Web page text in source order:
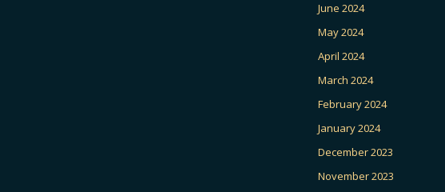
June 2024
May 2024
April 2024
March 2024
February 2024
January 2024
December 2023
November 2023